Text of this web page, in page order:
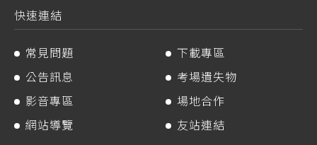
快速連結
常見問題
下載專區
公告訊息
考場遺失物
影音專區
場地合作
網站導覽
友站連結